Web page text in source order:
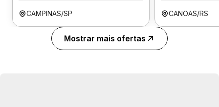
CAMPINAS/SP CANOAS/RS
Mostrar mais ofertas